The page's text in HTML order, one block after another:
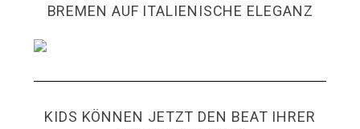
BREMEN AUF ITALIENISCHE ELEGANZ
KIDS KÖNNEN JETZT DEN BEAT IHRER